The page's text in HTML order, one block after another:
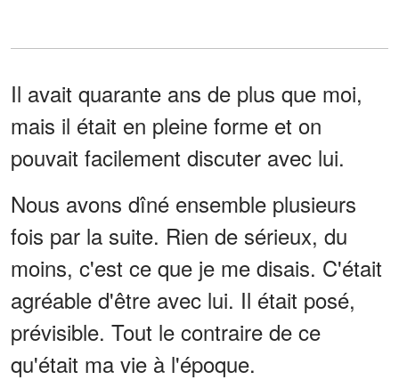
Il avait quarante ans de plus que moi,
mais il était en pleine forme et on
pouvait facilement discuter avec lui.
Nous avons dîné ensemble plusieurs
fois par la suite. Rien de sérieux, du
moins, c'est ce que je me disais. C'était
agréable d'être avec lui. Il était posé,
prévisible. Tout le contraire de ce
qu'était ma vie à l'époque.